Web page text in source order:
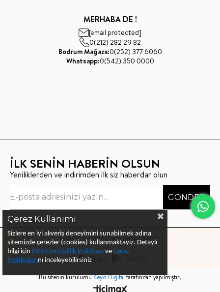
MERHABA DE !
[email protected]
0(212) 282 29 82
Bodrum Mağaza:0(252) 377 6060
Whatsapp:0(542) 350 0000
İLK SENİN HABERİN OLSUN
Yeniliklerden ve indirimden ilk siz haberdar olun
GÖNDER
©2021 BT SHOP - Tüm Hakları Saklıdır.
Apple
Bu sitenin kurulumuKeyo Digitaltarafından yapılmıştır.
Çerez Kullanımı
Sizlere en iyi alıveriş deneyimini sunabilmek adına
sitemizde çerezler (cookies) kullanmaktayız. Detaylı
bilgi için KVKK ve Gizlilik Politikası ve Çerez
Politikalarını inceleyebilirsiniz